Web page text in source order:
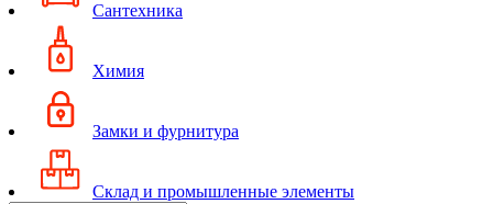
Сантехника
Химия
Замки и фурнитура
Склад и промышленные элементы